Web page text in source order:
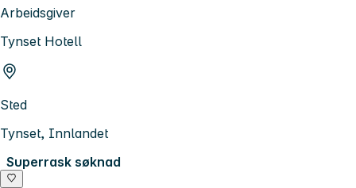
Arbeidsgiver
Tynset Hotell
Sted
Tynset, Innlandet
Superrask søknad